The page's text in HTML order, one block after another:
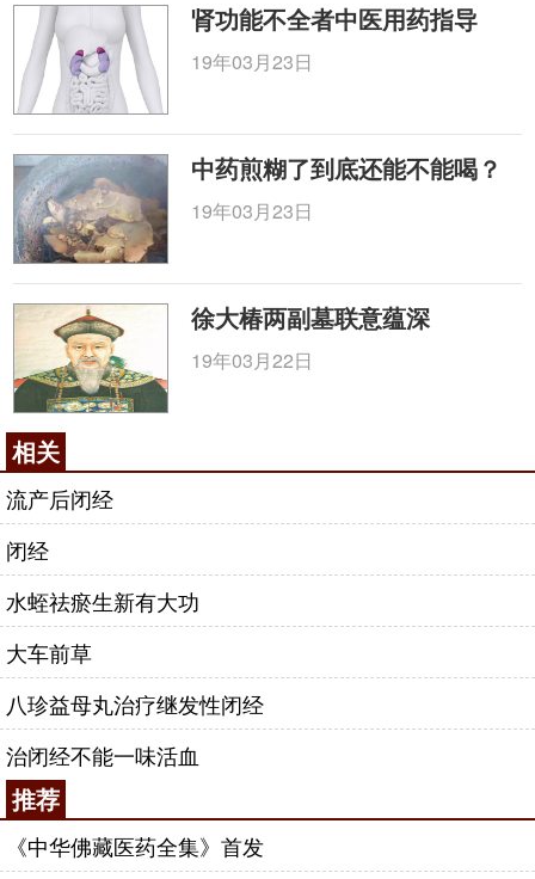
肾功能不全者中医用药指导
19年03月23日
中药煎糊了到底还能不能喝？
19年03月23日
徐大椿两副墓联意蕴深
19年03月22日
相关
流产后闭经
闭经
水蛭祛瘀生新有大功
大车前草
八珍益母丸治疗继发性闭经
治闭经不能一味活血
推荐
《中华佛藏医药全集》首发